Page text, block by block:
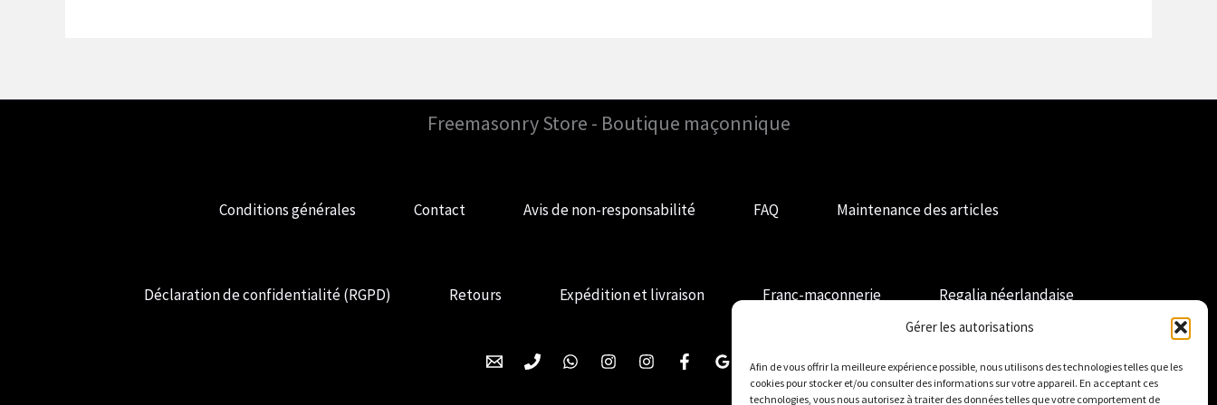
Gérer les autorisations
Afin de vous offrir la meilleure expérience possible, nous utilisons des technologies telles que les
cookies pour stocker et/ou consulter des informations sur votre appareil. En acceptant ces
technologies, vous nous autorisez à traiter des données telles que votre comportement de
Freemasonry Store - Boutique maçonnique
Conditions générales Contact Avis de non-responsabilité FAQ Maintenance des articles
Déclaration de confidentialité (RGPD) Retours Expédition et livraison Franc-maçonnerie Regalia néerlandaise